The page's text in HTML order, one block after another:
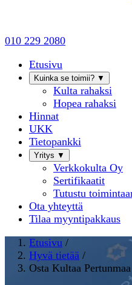
010 229 2080
Etusivu
Kuinka se toimii? ▼
Kulta rahaksi
Hopea rahaksi
Hinnat
UKK
Tietopankki
Yritys ▼
Verkkokulta Oy
Sertifikaatit
Tutustu
Ota yhteyttä
Tilaa myyntipakkaus
Etusivu /
Hyvä tietää /
Osta Kultaa